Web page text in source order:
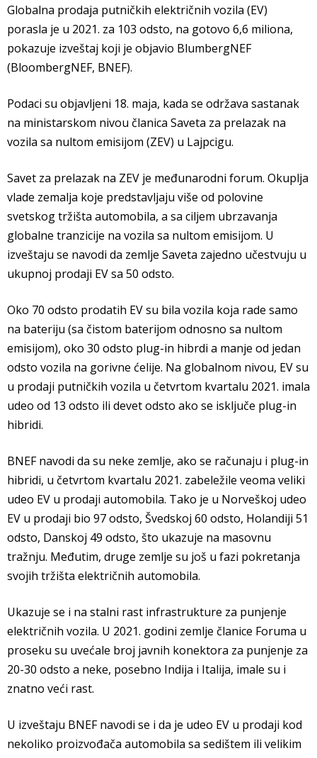
Globalna prodaja putničkih električnih vozila (EV)
porasla je u 2021. za 103 odsto, na gotovo 6,6 miliona,
pokazuje izveštaj koji je objavio BlumbergNEF
(BloombergNEF, BNEF).
Podaci su objavljeni 18. maja, kada se održava sastanak
na ministarskom nivou članica Saveta za prelazak na
vozila sa nultom emisijom (ZEV) u Lajpcigu.
Savet za prelazak na ZEV je međunarodni forum. Okuplja
vlade zemalja koje predstavljaju više od polovine
svetskog tržišta automobila, a sa ciljem ubrzavanja
globalne tranzicije na vozila sa nultom emisijom. U
izveštaju se navodi da zemlje Saveta zajedno učestvuju u
ukupnoj prodaji EV sa 50 odsto.
Oko 70 odsto prodatih EV su bila vozila koja rade samo
na bateriju (sa čistom baterijom odnosno sa nultom
emisijom), oko 30 odsto plug-in hibrdi a manje od jedan
odsto vozila na gorivne ćelije. Na globalnom nivou, EV su
u prodaji putničkih vozila u četvrtom kvartalu 2021. imala
udeo od 13 odsto ili devet odsto ako se isključe plug-in
hibridi.
BNEF navodi da su neke zemlje, ako se računaju i plug-in
hibridi, u četvrtom kvartalu 2021. zabeležile veoma veliki
udeo EV u prodaji automobila. Tako je u Norveškoj udeo
EV u prodaji bio 97 odsto, Švedskoj 60 odsto, Holandiji 51
odsto, Danskoj 49 odsto, što ukazuje na masovnu
tražnju. Međutim, druge zemlje su još u fazi pokretanja
svojih tržišta električnih automobila.
Ukazuje se i na stalni rast infrastrukture za punjenje
električnih vozila. U 2021. godini zemlje članice Foruma u
proseku su uvećale broj javnih konektora za punjenje za
20-30 odsto a neke, posebno Indija i Italija, imale su i
znatno veći rast.
U izveštaju BNEF navodi se i da je udeo EV u prodaji kod
nekoliko proizvođača automobila sa sedištem ili velikim